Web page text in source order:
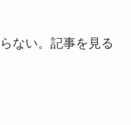
ない。記事を見る